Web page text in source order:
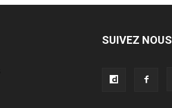
SUIVEZ NOUS